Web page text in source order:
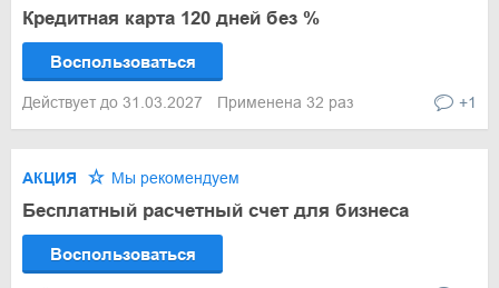
Кредитная карта 120 дней без %
Воспользоваться
Действует до 31.03.2027 Применена 32 раз +1
АКЦИЯ Мы рекомендуем
Бесплатный расчетный счет для бизнеса
Воспользоваться